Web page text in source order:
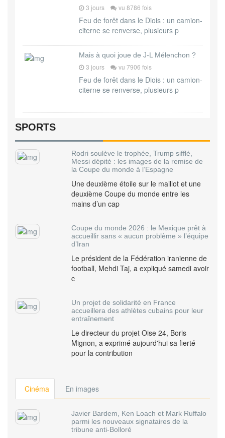
3 jours vu 8786 fois
Feu de forêt dans le Diois : un camion-
citerne se renverse, plusieurs p
Mais à quoi joue de J-L Mélenchon ?
3 jours vu 7906 fois
Feu de forêt dans le Diois : un camion-
citerne se renverse, plusieurs p
SPORTS
Rodri soulève le trophée, Trump sifflé,
Messi dépité : les images de la remise de
la Coupe du monde à l’Espagne
Une deuxième étoile sur le maillot et une
deuxième Coupe du monde entre les
mains d’un cap
Coupe du monde 2026 : le Mexique prêt à
accueillir sans « aucun problème » l’équipe
d’Iran
Le président de la Fédération iranienne de
football, Mehdi Taj, a expliqué samedi avoir
c
Un projet de solidarité en France
accueillera des athlètes cubains pour leur
entraînement
Le directeur du projet Oise 24, Boris
Mignon, a exprimé aujourd'hui sa fierté
pour la contribution
Cinéma En images
Javier Bardem, Ken Loach et Mark Ruffalo
parmi les nouveaux signataires de la
tribune anti-Bolloré